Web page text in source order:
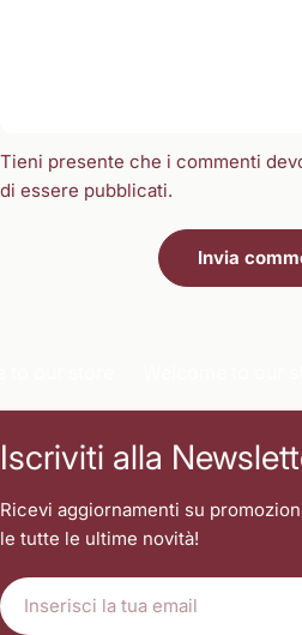
Tieni presente che i commenti
di essere pubblicati.
Invia
Iscriviti alla
Ricevi aggiornamenti su
le tutte le ultime novità!
E-
mail